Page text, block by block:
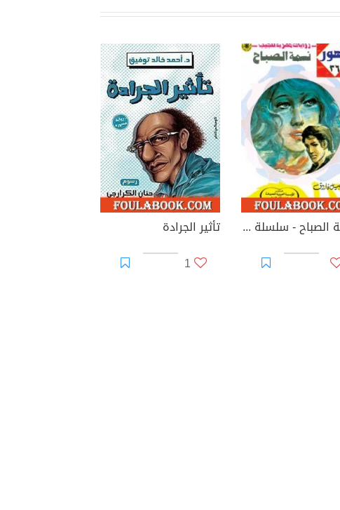
نسمة الصباح - سلسلة زهور
تأثير الجرادة
1